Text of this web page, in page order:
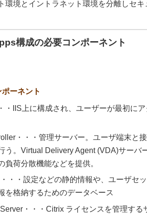
環境とイントラネット環境を分離しセキ
構成の必要コンポーネント
ーネント
・IIS上に構成され、ユーザーが最初に
・・・管理サーバー。ユーザ端末と
う。Virtual Delivery Agent (VDA)サーバ
負荷分散機能などを提供。
・・設定などの静的情報や、ユーザセ
を格納するためのデータベース
・・・Citrix ライセンスを管理する